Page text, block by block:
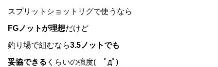
スプリットショットリグで使うなら
FGノットが理想だけど
釣り場で組むなら3.5ノットでも
妥協できる くらいの強度( ﾟдﾟ)